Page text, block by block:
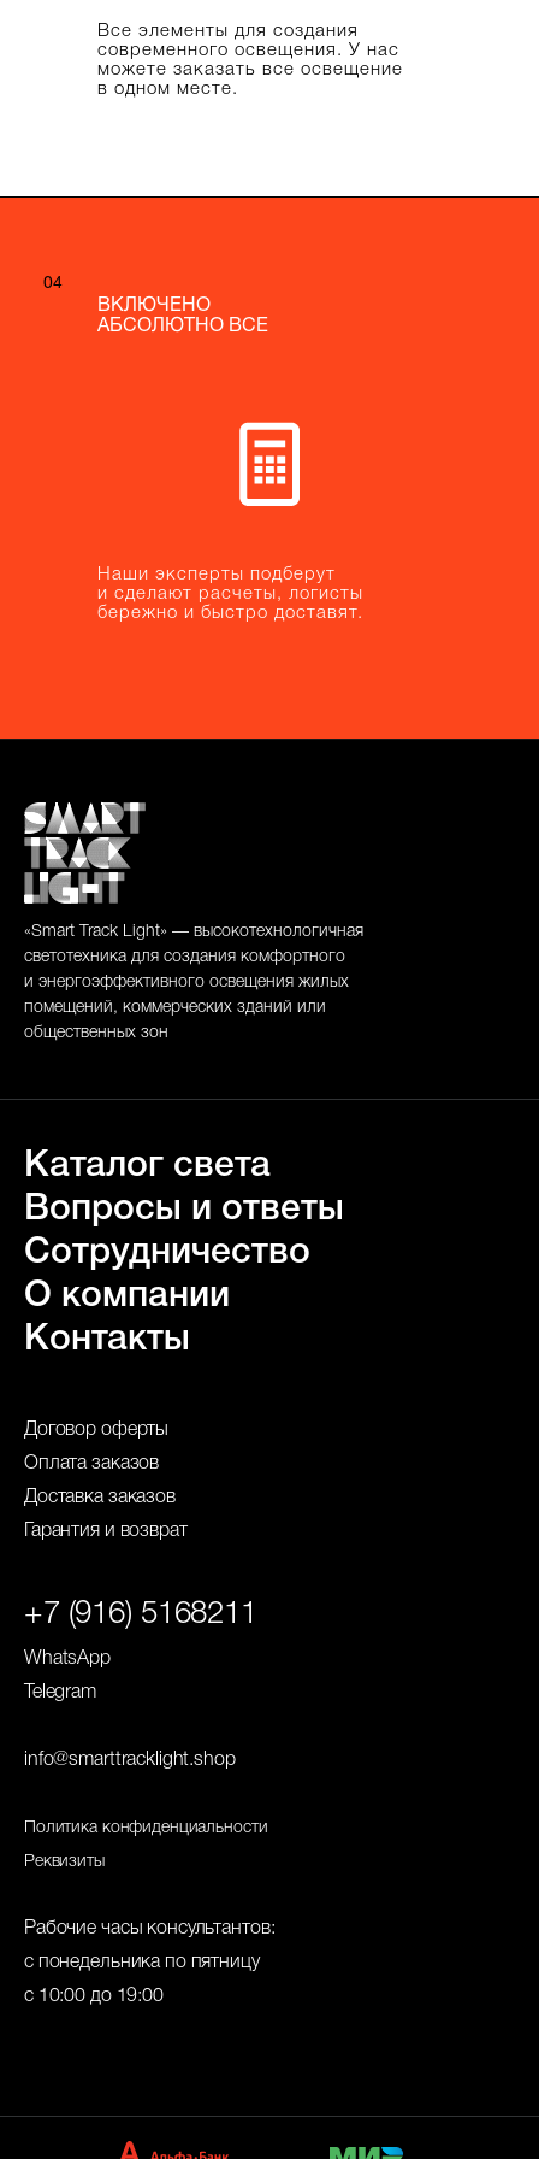
Все элементы для создания
современного освещения. У нас
можете заказать все освещение
в одном месте.
04
ВКЛЮЧЕНО
АБСОЛЮТНО ВСЕ
Наши эксперты подберут
и сделают расчеты, логисты
бережно и быстро доставят.
04
ВКЛЮЧЕНО
АБСОЛЮТНО ВСЕ
Наши эксперты подберут
и сделают расчеты, логисты
бережно и быстро доставят.
«Smart Track Light» — высокотехнологичная
светотехника для создания комфортного
и энергоэффективного освещения жилых
помещений, коммерческих зданий или
общественных зон
Каталог света
Вопросы и ответы
Сотрудничество
О компании
Контакты
Договор оферты
Оплата заказов
Доставка заказов
Гарантия и возврат
+7 (916) 5168211
WhatsApp
Telegram
info@smarttracklight.shop
Политика конфиденциальности
Реквизиты
Рабочие часы консультантов:
с понедельника по пятницу
с 10:00 до 19:00